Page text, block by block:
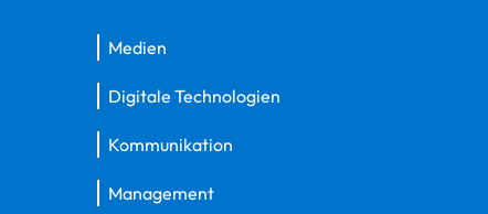
Medien
Digitale Technologien
Kommunikation
Management